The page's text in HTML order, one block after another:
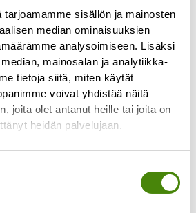
tarjoamamme sisällön ja mainosten
median ominaisuuksien
analysoimiseen. Lisäksi
mainosalan ja analytiikka-
tietoja siitä, miten käytät
voivat yhdistää näitä
joita olet antanut heille tai joita on
heidän palvelujaan.